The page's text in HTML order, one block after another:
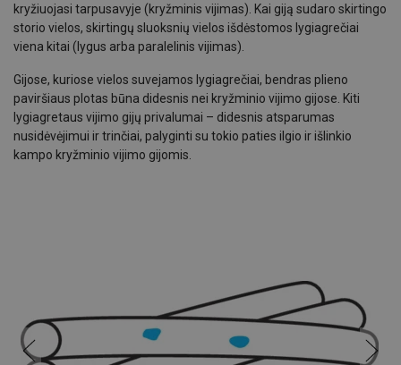
kryžiuojasi tarpusavyje (kryžminis vijimas). Kai giją sudaro skirtingo
storio vielos, skirtingų sluoksnių vielos išdėstomos lygiagrečiai
viena kitai (lygus arba paralelinis vijimas).
Gijose, kuriose vielos suvejamos lygiagrečiai, bendras plieno
paviršiaus plotas būna didesnis nei kryžminio vijimo gijose. Kiti
lygiagretaus vijimo gijų privalumai – didesnis atsparumas
nusidėvėjimui ir trinčiai, palyginti su tokio paties ilgio ir išlinkio
kampo kryžminio vijimo gijomis.